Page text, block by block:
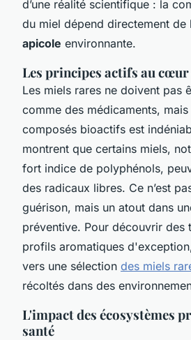
d’une réalité scientifique : la
du miel dépend directement de
apicole environnante.
Les principes actifs au
Les miels rares ne doivent pas
comme des médicaments,
composés bioactifs est
montrent que certains miels,
fort indice de polyphénols,
des radicaux libres. Ce n’est
guérison, mais un atout dans
préventive. Pour découvrir des
profils aromatiques
vers une sélection des miels
récoltés dans des
L'impact des écosystèmes
santé